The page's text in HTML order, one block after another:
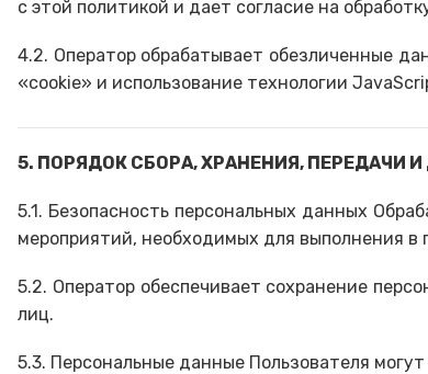
с этой политикой и дает согласие на
4.2. Оператор обрабатывает обезличенные
«cookie» и использование технологии
5. ПОРЯДОК СБОРА, ХРАНЕНИЯ, ПЕРЕДАЧИ
5.1. Безопасность персональных данных
мероприятий, необходимых для выполнения
5.2. Оператор обеспечивает сохранение
лиц.
5.3. Персональные данные Пользователя